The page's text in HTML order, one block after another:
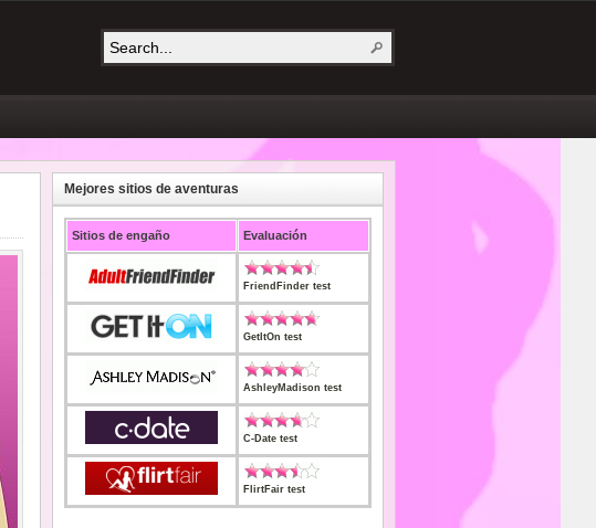
Mejores sitios de aventuras
Sitios de engaño Evaluación
FriendFinder test
GetItOn test
AshleyMadison test
C-Date test
FlirtFair test